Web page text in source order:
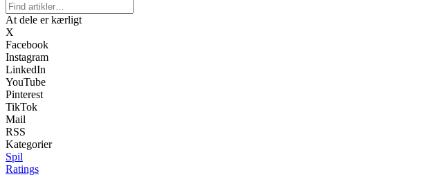
At dele er kærligt
X
Facebook
Instagram
LinkedIn
YouTube
Pinterest
TikTok
Mail
RSS
Kategorier
Spil
Ratings